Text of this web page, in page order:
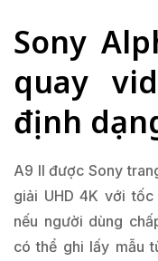
Sony
quay
định
A9 II được Sony
giải UHD 4K với
nếu người dùng
có thể ghi lấy mẫu